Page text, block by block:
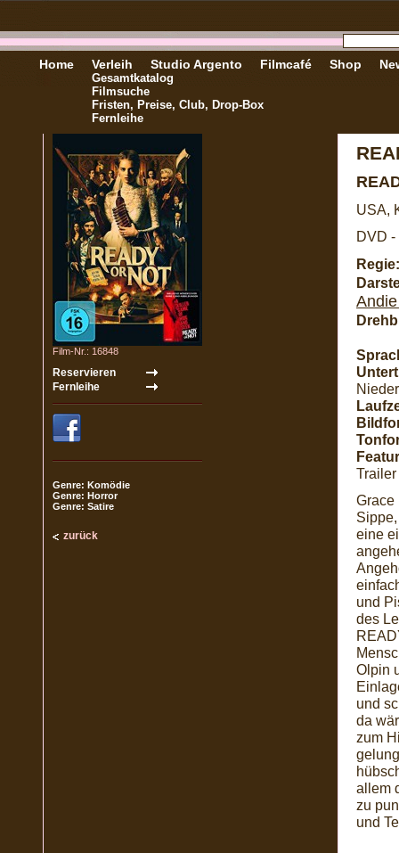
Home Verleih
Gesamtkatalog
Filmsuche
Fristen, Preise, Club, Drop-Box
Fernleihe
Studio Argento Filmcafé Shop
Film-Nr.: 16848
Genre: Komödie
Genre: Horror
Genre: Satire
zurück
USA,
DVD -
Regie:
Trailer
Grace
eine
und
des
Olpin
und
da
zum
allem
zu
und